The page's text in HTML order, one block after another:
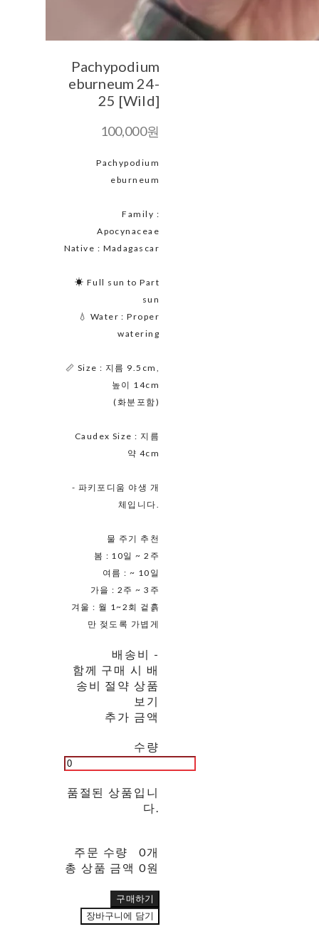
Pachypodium
eburneum 24-
25 [Wild]
100,000원
Pachypodium
eburneum
Family :
Apocynaceae
Native : Madagascar
☀ Full sun to Part
sun
💧 Water : Proper
watering
📏 Size : 지름 9.5cm,
높이 14cm
(화분포함)
Caudex Size : 지름
약 4cm
- 파키포디움 야생 개
체입니다.
물 주기 추천
봄 : 10일 ~ 2주
여름 : ~ 10일
가을 : 2주 ~ 3주
겨울 : 월 1~2회 겉흙
만 젖도록 가볍게
배송비 -
함께 구매 시 배
송비 절약 상품
보기
추가 금액
수량
품절된 상품입니
다.
주문 수량
0개
총 상품 금액 0원
구매하기
장바구니에 담기